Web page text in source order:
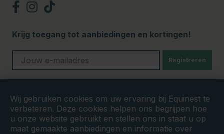
Krijg toegang tot aanbiedingen en kortingen!
Registreren
Wij gebruiken cookies om uw ervaring bij Equinest te
verbeteren. Deze cookies helpen ons begrijpen hoe
u onze website gebruikt en stellen ons in staat u op
maat gemaakte aanbiedingen en informatie over